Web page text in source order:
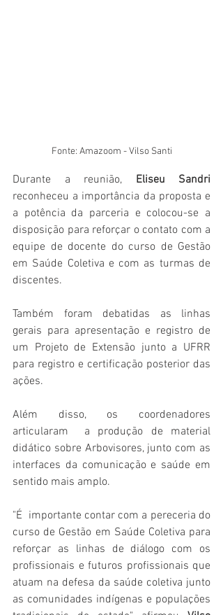
Fonte: Amazoom - Vilso Santi
Durante a reunião, Eliseu Sandri
reconheceu a importância da proposta e
a potência da parceria e colocou-se a
disposição para reforçar o contato com a
equipe de docente do curso de Gestão
em Saúde Coletiva e com as turmas de
discentes.
Também foram debatidas as linhas
gerais para apresentação e registro de
um Projeto de Extensão junto a UFRR
para registro e certificação posterior das
ações.
Além disso, os coordenadores
articularam  a produção de material
didático sobre Arbovisores, junto com as
interfaces da comunicação e saúde em
sentido mais amplo.
"É  importante contar com a pereceria do
curso de Gestão em Saúde Coletiva para
reforçar as linhas de diálogo com os
profissionais e futuros profissionais que
atuam na defesa da saúde coletiva junto
as comunidades indígenas e populações